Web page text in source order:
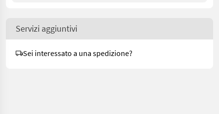
Servizi aggiuntivi
Sei interessato a una spedizione?